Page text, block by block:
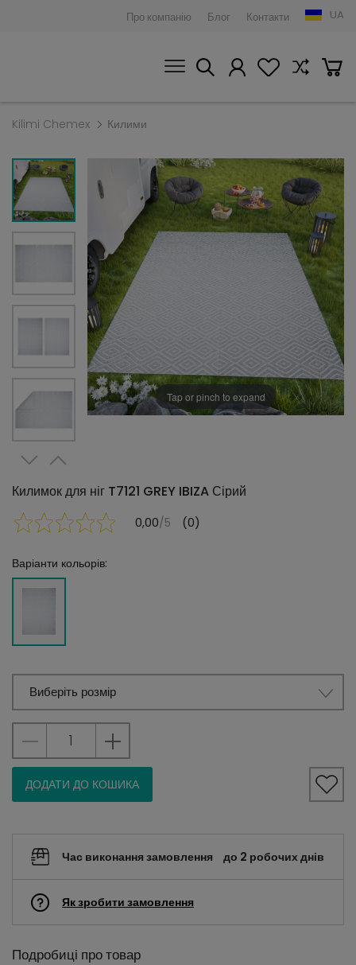
Про компанію Блог Контакти UA
Kilimi Chemex Килими
Tap or pinch to expand
Килимок для ніг T7121 GREY IBIZA Сірий
0,00/5 (0)
Варіанти кольорів:
Виберіть розмір
ДОДАТИ ДО КОШИКА
Час виконання замовлення до 2 робочих днів
Як зробити замовлення
Подробиці про товар